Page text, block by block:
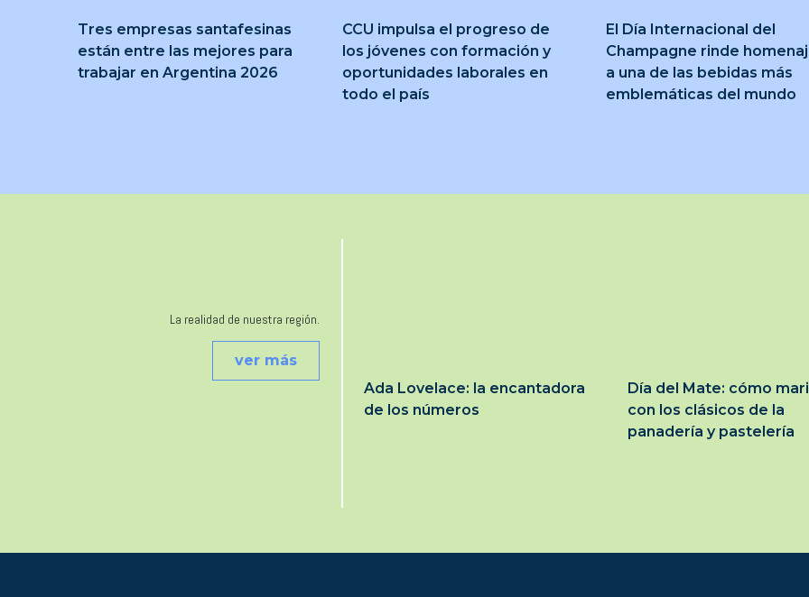
Tres empresas santafesinas
están entre las mejores para
trabajar en Argentina 2026
CCU impulsa el progreso de
los jóvenes con formación y
oportunidades laborales en
todo el país
El Día Internacional del
Champagne rinde
a una de las bebidas más
emblemáticas del mundo
La realidad de nuestra región.
ver más
Ada Lovelace: la encantadora
de los números
Día del Mate: cómo
con los clásicos de la
panadería y pastelería